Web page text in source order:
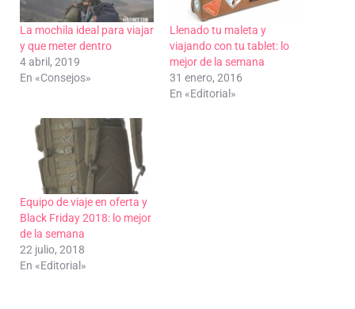
La mochila ideal para viajar
y que meter dentro
4 abril, 2019
En «Consejos»
Llenado tu maleta y
viajando con tu tablet: lo
mejor de la semana
31 enero, 2016
En «Editorial»
Equipo de viaje en oferta y
Black Friday 2018: lo mejor
de la semana
22 julio, 2018
En «Editorial»